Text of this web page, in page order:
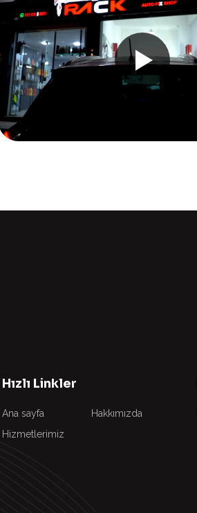
Hızlı Linkler
Ana sayfa
Hakkımızda
Hizmetlerimiz